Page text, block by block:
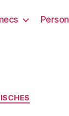
Kategorien